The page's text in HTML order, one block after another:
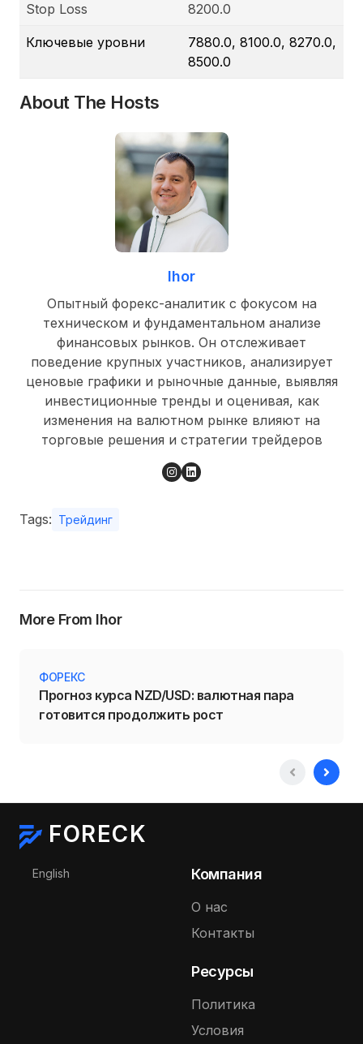
Stop Loss 8200.0
Ключевые уровни
7880.0, 8100.0, 8270.0,
8500.0
About The Hosts
Ihor
Опытный форекс-аналитик с фокусом на
техническом и фундаментальном анализе
финансовых рынков. Он отслеживает
поведение крупных участников, анализирует
ценовые графики и рыночные данные, выявляя
инвестиционные тренды и оценивая, как
изменения на валютном рынке влияют на
торговые решения и стратегии трейдеров
Tags: Трейдинг
More From Ihor
ФОРЕКС
Прогноз курса NZD/USD: валютная пара
готовится продолжить рост
FORECK
Выберите язык
English Компания
О нас
Контакты
Ресурсы
Политика
Условия